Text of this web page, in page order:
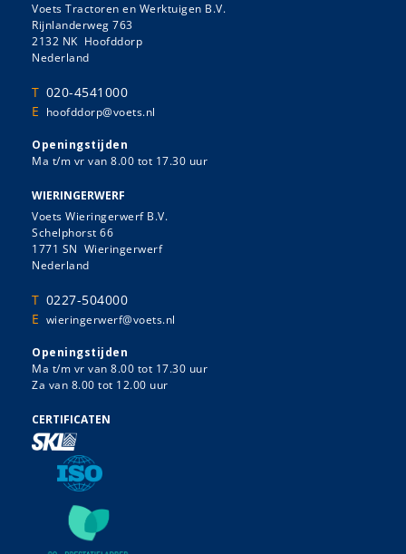
Voets Tractoren en Werktuigen B.V.
Rijnlanderweg 763
2132 NK Hoofddorp
Nederland
T 020-4541000
E hoofddorp@voets.nl
Openingstijden
Ma t/m vr van 8.00 tot 17.30 uur
WIERINGERWERF
Voets Wieringerwerf B.V.
Schelphorst 66
1771 SN Wieringerwerf
Nederland
T 0227-504000
E wieringerwerf@voets.nl
Openingstijden
Ma t/m vr van 8.00 tot 17.30 uur
Za van 8.00 tot 12.00 uur
CERTIFICATEN